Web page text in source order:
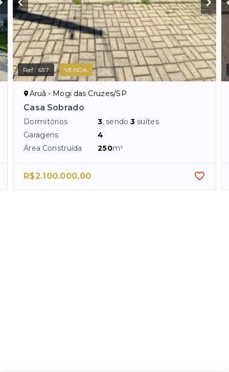
Ref.: 637 VENDA
Aruã - Mogi das Cruzes/SP
Casa Sobrado
Dormitórios 3, sendo3 suítes
Garagens
4
Área Construída
250m²
R$2.100.000,00